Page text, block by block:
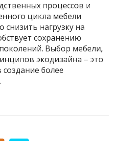
процессов и
цикла мебели
снизить нагрузку на
сохранению
Выбор мебели,
экодизайна – это
более